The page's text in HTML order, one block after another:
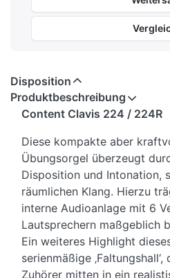
Disposition
Produktbeschreibung
Content Clavis 224 / 224R
Diese kompakte aber
Übungsorgel überzeugt
Disposition und Intonation,
räumlichen Klang. Hierzu
interne Audioanlage mit 6
Lautsprechern maßgeblich
Ein weiteres Highlight
serienmäßige
Zuhörer mitten in ein